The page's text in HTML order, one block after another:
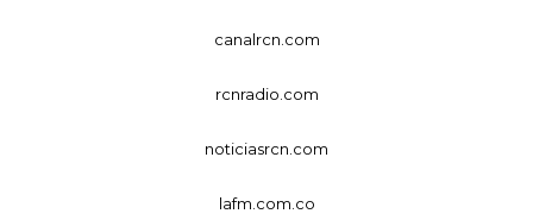
canalrcn.com
rcnradio.com
noticiasrcn.com
lafm.com.co